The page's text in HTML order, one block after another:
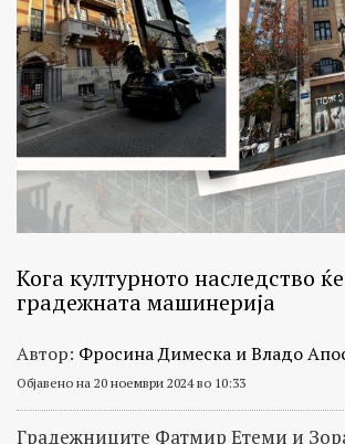
Кога културното наследство
градежната машинерија
Автор: Фросина Димеска и Владо
Објавено на 20 ноември 2024 во 10:33
Градежниците Фатмир Етеми и